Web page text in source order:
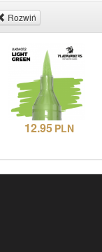
Rozwiń
12.95 PLN